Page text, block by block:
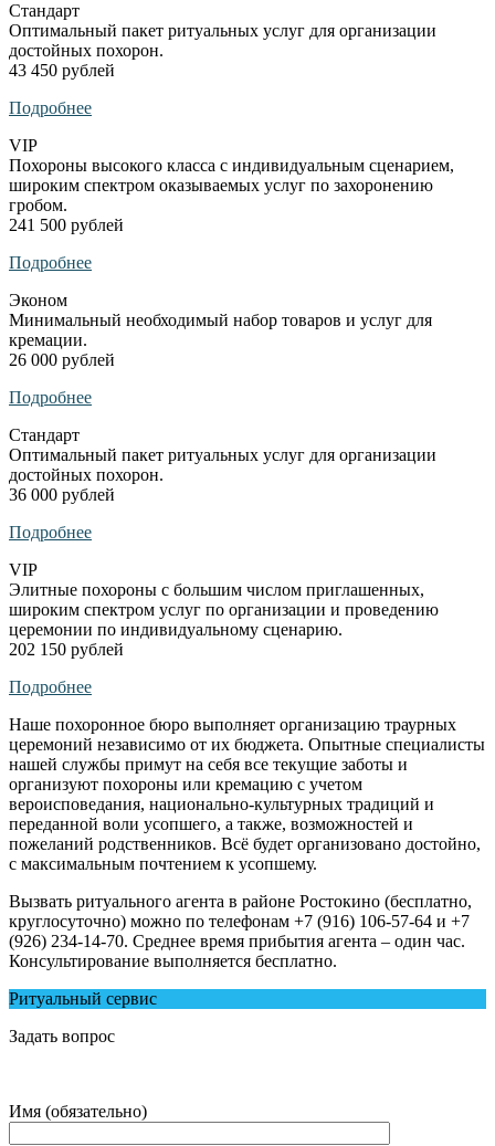
Стандарт
Оптимальный пакет ритуальных услуг для организации
достойных похорон.
43 450 рублей
Подробнее
VIP
Похороны высокого класса с индивидуальным сценарием,
широким спектром оказываемых услуг по захоронению
гробом.
241 500 рублей
Подробнее
Эконом
Минимальный необходимый набор товаров и услуг для
кремации.
26 000 рублей
Подробнее
Стандарт
Оптимальный пакет ритуальных услуг для организации
достойных похорон.
36 000 рублей
Подробнее
VIP
Элитные похороны с большим числом приглашенных,
широким спектром услуг по организации и проведению
церемонии по индивидуальному сценарию.
202 150 рублей
Подробнее
Наше похоронное бюро выполняет организацию траурных
церемоний независимо от их бюджета. Опытные специалисты
нашей службы примут на себя все текущие заботы и
организуют похороны или кремацию с учетом
вероисповедания, национально-культурных традиций и
переданной воли усопшего, а также, возможностей и
пожеланий родственников. Всё будет организовано достойно,
с максимальным почтением к усопшему.
Вызвать ритуального агента в районе Ростокино (бесплатно,
круглосуточно) можно по телефонам +7 (916) 106-57-64 и +7
(926) 234-14-70. Среднее время прибытия агента – один час.
Консультирование выполняется бесплатно.
Ритуальный сервис
Задать вопрос
Имя (обязательно)